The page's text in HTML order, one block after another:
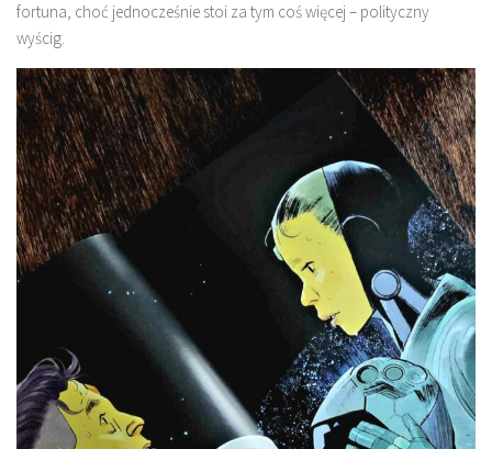
fortuna, choć jednocześnie stoi za tym coś więcej – polityczny
wyścig.